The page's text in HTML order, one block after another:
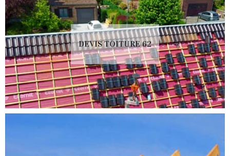
DEVIS TOITURE 62